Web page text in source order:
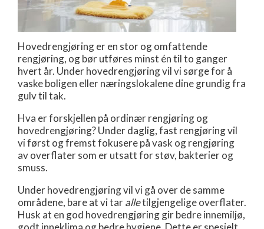
Hovedrengjøring er en stor og omfattende
rengjøring, og bør utføres minst én til to ganger
hvert år. Under hovedrengjøring vil vi sørge for å
vaske boligen eller næringslokalene dine grundig fra
gulv til tak.
Hva er forskjellen på ordinær rengjøring og
hovedrengjøring? Under daglig, fast rengjøring vil
vi først og fremst fokusere på vask og rengjøring
av overflater som er utsatt for støv, bakterier og
smuss.
Under hovedrengjøring vil vi gå over de samme
områdene, bare at vi taralletilgjengelige overflater.
Husk at en god hovedrengjøring gir bedre innemiljø,